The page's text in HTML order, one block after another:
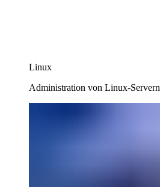
Linux
Administration von Linux-Servern